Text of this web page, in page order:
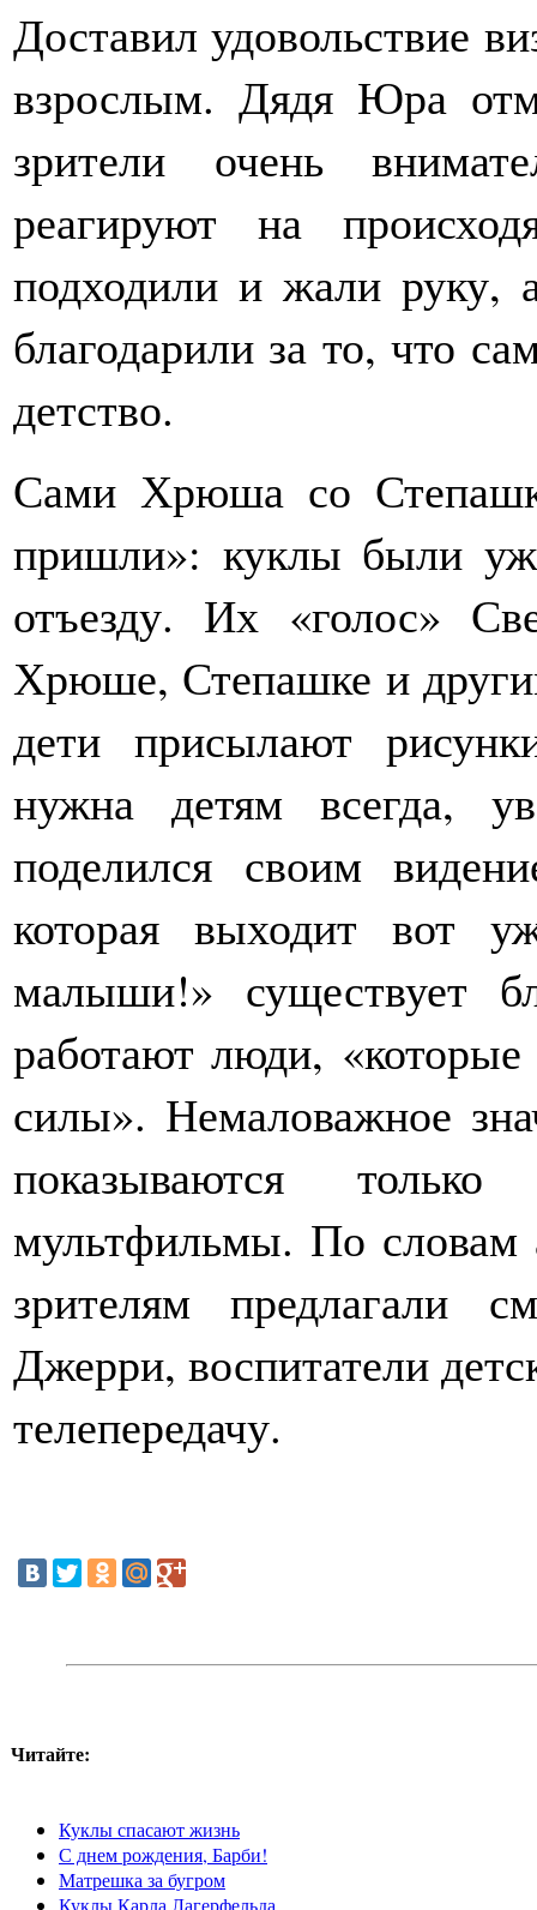
Доставил удовольствие
взрослым. Дядя Юра
зрители очень
реагируют на
подходили и жали руку,
благодарили за то, что
детство.
Сами Хрюша со
пришли»: куклы были
отъезду. Их «голос»
Хрюше, Степашке и
дети присылают
нужна детям всегда,
поделился своим
которая выходит вот
малыши!» существует
работают люди,
силы». Немаловажное
показываются
мультфильмы. По словам
зрителям предлагали
Джерри, воспитатели
телепередачу.
Читайте:
Куклы спасают жизнь
С днем рождения, Барби!
Матрешка за бугром
Куклы Карла Лагерфельда